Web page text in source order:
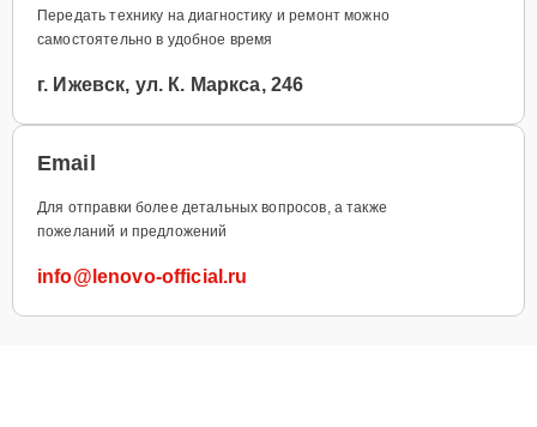
Передать технику на диагностику и ремонт можно
самостоятельно в удобное время
г. Ижевск, ул. К. Маркса, 246
Email
Для отправки более детальных вопросов, а также
пожеланий и предложений
info@lenovo-official.ru